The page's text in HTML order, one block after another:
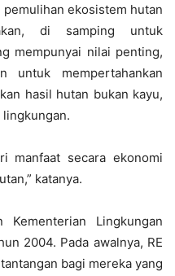
ekosistem hutan
di samping untuk
mempunyai nilai penting,
untuk mempertahankan
hasil hutan bukan kayu,
lingkungan.
manfaat secara ekonomi
katanya.
Lingkungan
2004. Pada awalnya, RE
bagi mereka yang